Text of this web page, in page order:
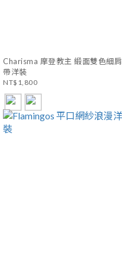
Charisma 摩登教主 緞面雙色細肩
帶洋裝
NT$1,800